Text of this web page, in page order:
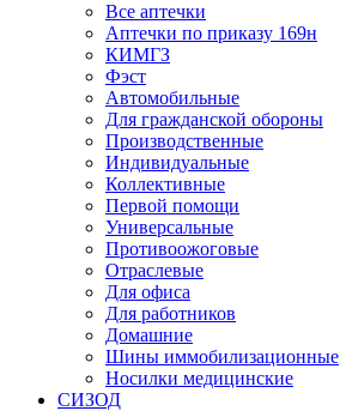
Все аптечки
Аптечки по приказу 169н
КИМГЗ
Фэст
Автомобильные
Для гражданской обороны
Производственные
Индивидуальные
Коллективные
Первой помощи
Универсальные
Противоожоговые
Отраслевые
Для офиса
Для работников
Домашние
Шины иммобилизационные
Носилки медицинские
СИЗОД